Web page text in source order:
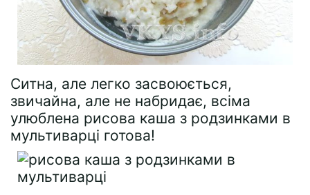
Ситна, але легко засвоюється,
звичайна, але не набридає, всіма
улюблена рисова каша з родзинками в
мультиварці готова!